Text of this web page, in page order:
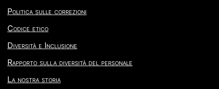
Politica sulle correzioni
Codice etico
Diversità e Inclusione
Rapporto sulla diversità del personale
La nostra storia